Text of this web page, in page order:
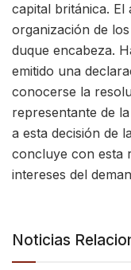
capital británica.
organización de
duque encabeza.
emitido una
conocerse la
representante de
a esta decisión de
concluye con esta
intereses del
Noticias